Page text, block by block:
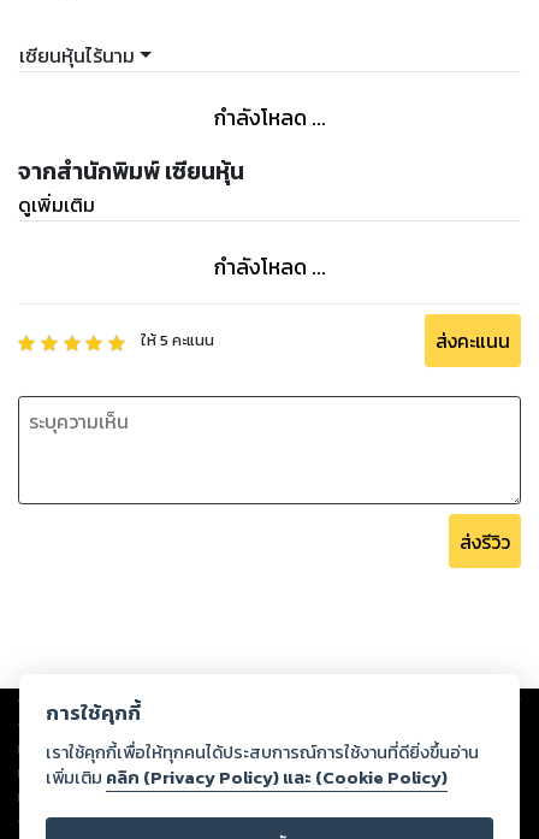
ความไม่รู้หรือไม่เข้าใจ ที่เป็นสาเหตุที่ทำให้นักเล่นหุ้นจำนวนมาก ไม่
เซียนหุ้นไร้นาม
กำลังโหลด ...
จากสำนักพิมพ์ เซียนหุ้น
ดูเพิ่มเติม
กำลังโหลด ...
ให้5 คะแนน ส่งคะแนน
ส่งรีวิว
Copyright © 2026
ต่อผลงานหรือเนื้อหาใดที่อัปโหลดผ่านเว็บไซต์และปรากฏว่าละเมิดสิทธิใน
ทรัพย์สินทางปัญญาของบุคคลอื่นหรือขัดต่อกฎหมายและศีลธรรม ดังนั้น ผู้อ่าน
ทุกท่านโปรดใช้วิจารณญาณในการกลั่นกรองด้วยตนเอง และหากท่านพบว่าส่วน
หนึ่งส่วนใดขัดต่อกฎหมายและศีลธรรม กรุณาแจ้งมายังบริษัท เพื่อทีมงานจะได้
ดำเนินการในทันที ทั้งนี้ ทางสตอรี่ล็อกขอสงวนลิขสิทธิ์ตามพระราชบัญญัติ
การใช้คุกกี้
เราใช้คุกกี้เพื่อให้ทุกคนได้ประสบการณ์การใช้งานที่ดียิ่งขึ้นอ่าน
เพิ่มเติม คลิก (Privacy Policy) และ (Cookie Policy)